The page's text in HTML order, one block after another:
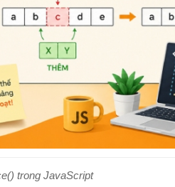
trong JavaScript